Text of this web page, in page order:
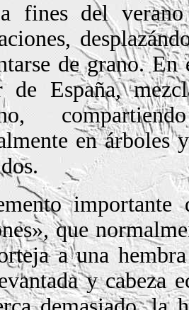
fines del
de grano. En
de España,
en árboles
que
a una
y cabeza